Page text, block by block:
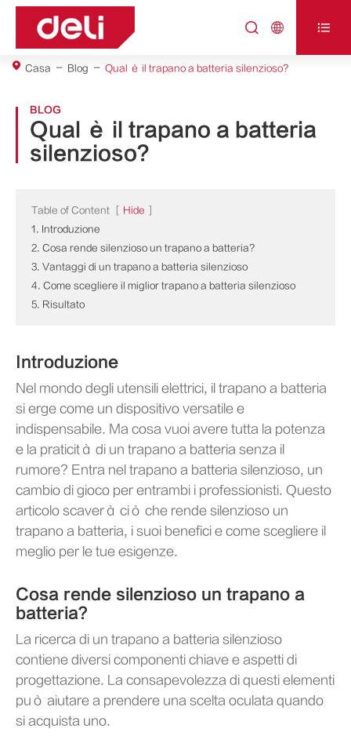
  
Casa Blog Qual è il trapano a batteria silenzioso?
BLOG
Qual è il trapano a batteria
silenzioso?
Table of Content Hide
1. Introduzione
2. Cosa rende silenzioso un trapano a batteria?
3. Vantaggi di un trapano a batteria silenzioso
4. Come scegliere il miglior trapano a batteria silenzioso
5. Risultato
Introduzione
Nel mondo degli utensili elettrici, il trapano a batteria
si erge come un dispositivo versatile e
indispensabile. Ma cosa vuoi avere tutta la potenza
e la praticità di un trapano a batteria senza il
rumore? Entra nel trapano a batteria silenzioso, un
cambio di gioco per entrambi i professionisti. Questo
articolo scaverà ciò che rende silenzioso un
trapano a batteria, i suoi benefici e come scegliere il
meglio per le tue esigenze.
Cosa rende silenzioso un trapano a
batteria?
La ricerca di un trapano a batteria silenzioso
contiene diversi componenti chiave e aspetti di
progettazione. La consapevolezza di questi elementi
può aiutare a prendere una scelta oculata quando
si acquista uno.